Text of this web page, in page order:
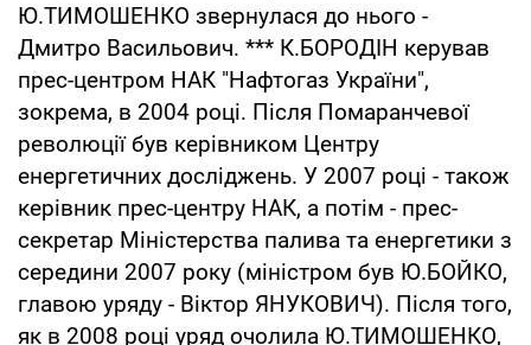
Ю.ТИМОШЕНКО звернулася до нього -
Дмитро Васильович. *** К.БОРОДІН керував
прес-центром НАК "Нафтогаз України",
зокрема, в 2004 році. Після Помаранчевої
революції був керівником Центру
енергетичних досліджень. У 2007 році - також
керівник прес-центру НАК, а потім - прес-
секретар Міністерства палива та енергетики з
середини 2007 року (міністром був Ю.БОЙКО,
главою уряду - Віктор ЯНУКОВИЧ). Після того,
як в 2008 році уряд очолила Ю.ТИМОШЕНКО,